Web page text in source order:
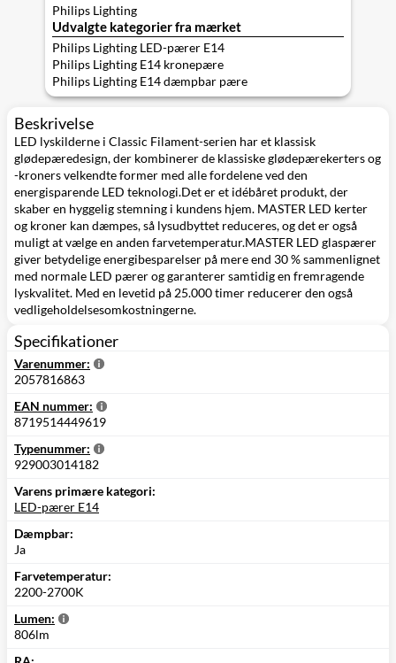
Philips Lighting
Udvalgte kategorier fra mærket
Philips Lighting LED-pærer E14
Philips Lighting E14 kronepære
Philips Lighting E14 dæmpbar pære
Beskrivelse
LED lyskilderne i Classic Filament-serien har et klassisk
glødepæredesign, der kombinerer de klassiske glødepærekerters og
-kroners velkendte former med alle fordelene ved den
energisparende LED teknologi.Det er et idébåret produkt, der
skaber en hyggelig stemning i kundens hjem. MASTER LED kerter
og kroner kan dæmpes, så lysudbyttet reduceres, og det er også
muligt at vælge en anden farvetemperatur.MASTER LED glaspærer
giver betydelige energibesparelser på mere end 30 % sammenlignet
med normale LED pærer og garanterer samtidig en fremragende
lyskvalitet. Med en levetid på 25.000 timer reducerer den også
vedligeholdelsesomkostningerne.
Specifikationer
Varenummer:
2057816863
EAN nummer:
8719514449619
Typenummer:
929003014182
Varens primære kategori:
LED-pærer E14
Dæmpbar:
Ja
Farvetemperatur:
2200-2700K
Lumen:
806lm